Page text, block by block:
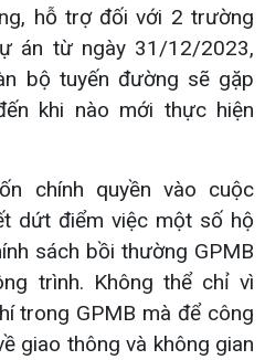
hỗ trợ đối với 2 trường
án từ ngày 31/12/2023,
bộ tuyến đường sẽ gặp
khi nào mới thực hiện
chính quyền vào cuộc
dứt điểm việc một số hộ
sách bồi thường GPMB
trình. Không thể chỉ vì
trong GPMB mà để công
giao thông và không gian